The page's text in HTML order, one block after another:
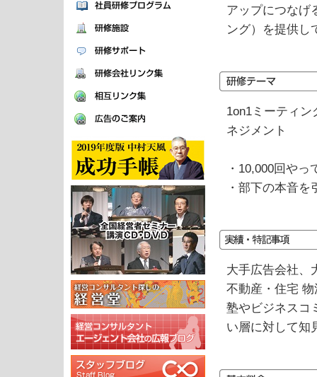
アップにつなげ
ング）を提供し
1on1ミーティ
ネジメント
・10,000回や
・部下の本音
大手広告会社、
不動産・住宅
塾やビジネスコ
い層に対して知